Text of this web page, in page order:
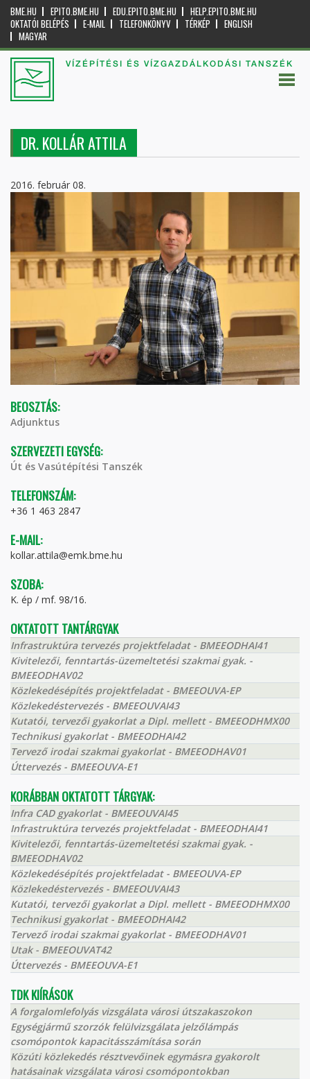
BME.HU EPITO.BME.HU EDU.EPITO.BME.HU
HELP.EPITO.BME.HU
OKTATÓI BELÉPÉS
E-MAIL TELEFONKÖNYV TÉRKÉP
ENGLISH
MAGYAR
VÍZÉPÍTÉSI ÉS VÍZGAZDÁLKODÁSI TANSZÉK
DR. KOLLÁR ATTILA
2016. február 08.
BEOSZTÁS:
Adjunktus
SZERVEZETI EGYSÉG:
Út és Vasútépítési Tanszék
TELEFONSZÁM:
+36 1 463 2847
E-MAIL:
kollar.attila@emk.bme.hu
SZOBA:
K. ép / mf. 98/16.
OKTATOTT TANTÁRGYAK
Infrastruktúra tervezés projektfeladat - BMEEODHAI41
Kivitelezői, fenntartás-üzemeltetési szakmai gyak. -
BMEEODHAV02
Közlekedésépítés projektfeladat - BMEEOUVA-EP
Közlekedéstervezés - BMEEOUVAI43
Kutatói, tervezői gyakorlat a Dipl. mellett - BMEEODHMX00
Technikusi gyakorlat - BMEEODHAI42
Tervező irodai szakmai gyakorlat - BMEEODHAV01
Úttervezés - BMEEOUVA-E1
KORÁBBAN OKTATOTT TÁRGYAK:
Infra CAD gyakorlat - BMEEOUVAI45
Infrastruktúra tervezés projektfeladat - BMEEODHAI41
Kivitelezői, fenntartás-üzemeltetési szakmai gyak. -
BMEEODHAV02
Közlekedésépítés projektfeladat - BMEEOUVA-EP
Közlekedéstervezés - BMEEOUVAI43
Kutatói, tervezői gyakorlat a Dipl. mellett - BMEEODHMX00
Technikusi gyakorlat - BMEEODHAI42
Tervező irodai szakmai gyakorlat - BMEEODHAV01
Utak - BMEEOUVAT42
Úttervezés - BMEEOUVA-E1
TDK KIÍRÁSOK
A forgalomlefolyás vizsgálata városi útszakaszokon
Egységjármű szorzók felülvizsgálata jelzőlámpás
csomópontok kapacitásszámítása során
Közúti közlekedés résztvevőinek egymásra gyakorolt
hatásainak vizsgálata városi csomópontokban